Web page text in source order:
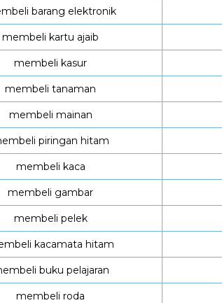
barang elektronik
membeli kartu ajaib
membeli kasur
membeli tanaman
membeli mainan
piringan hitam
membeli kaca
membeli gambar
membeli pelek
kacamata hitam
buku pelajaran
membeli roda